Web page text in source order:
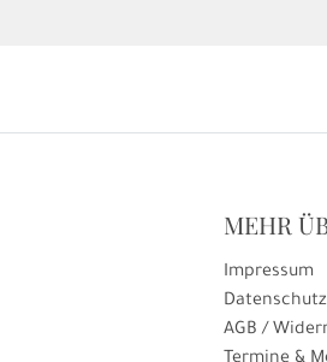
MEHR
Impressum
Datenschutz
AGB /